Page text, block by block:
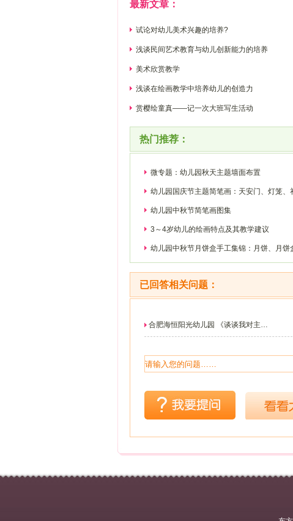
最新文章：
试论对幼儿美术兴趣的培养?
浅谈民间艺术教育与幼儿创新能力的培养
美术欣赏教学
浅谈在绘画教学中培养幼儿的创造力
赏樱绘童真——记一次大班写生活动
热门推荐：
微专题：幼儿园秋天主题墙面布置
幼儿园国庆节主题简笔画：天安门、灯笼、
幼儿园中秋节简笔画图集
3～4岁幼儿的绘画特点及其教学建议
幼儿园中秋节月饼盒手工集锦：月饼、月饼
已回答相关问题：
合肥海恒阳光幼儿园 《谈谈我对主题